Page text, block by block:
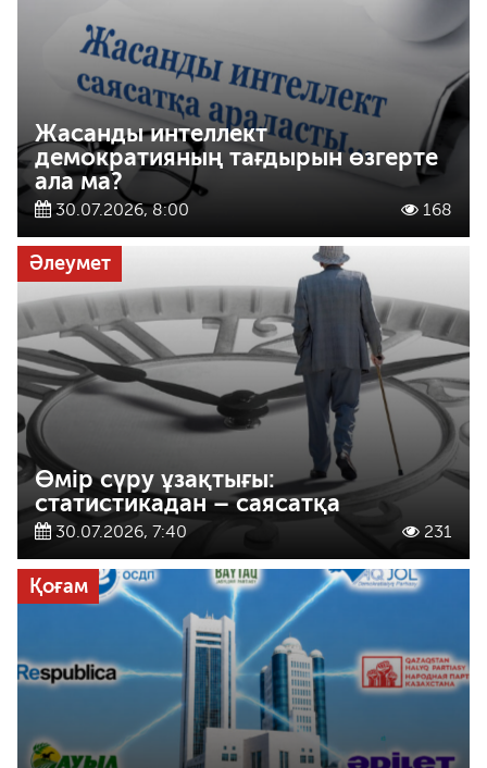
Жасанды интеллект
демократияның тағдырын өзгерте
ала ма?
30.07.2026, 8:00 168
Әлеумет
Өмір сүру ұзақтығы:
статистикадан – саясатқа
30.07.2026, 7:40 231
Қоғам